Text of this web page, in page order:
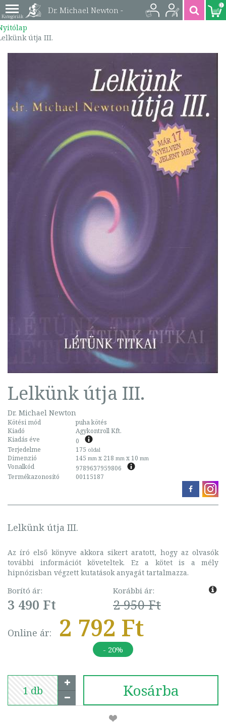
Dr. Michael Newton -
9789637959806
0
útja III.
Lelkünk útja III.
Dr. Michael Newton
Kötési mód
puha kötés
Kiadó
Agykontroll Kft.
Kiadás éve
0
Terjedelme
175 oldal
Dimenzió 145 mm x 218 mm x 10 mm
Vonalkód
9789637959806
Termékazonosító
00115187
Lelkünk útja III.
Az író első könyve akkora sikert aratott, hogy az olvasók
további információt követeltek. Ez a kötet is a mély
hipnózisban végzett kutatások anyagát tartalmazza.
Borító ár:
3 490 Ft
Korábbi ár:
2 950 Ft
Online ár: 2 792 Ft
- 20%
Kosárba